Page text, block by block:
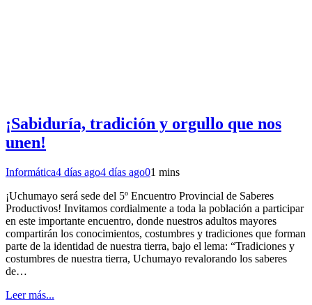
¡Sabiduría, tradición y orgullo que nos
unen!
Informática4 días ago4 días ago01 mins
¡Uchumayo será sede del 5º Encuentro Provincial de Saberes
Productivos! Invitamos cordialmente a toda la población a participar
en este importante encuentro, donde nuestros adultos mayores
compartirán los conocimientos, costumbres y tradiciones que forman
parte de la identidad de nuestra tierra, bajo el lema: “Tradiciones y
costumbres de nuestra tierra, Uchumayo revalorando los saberes
de…
Leer más...